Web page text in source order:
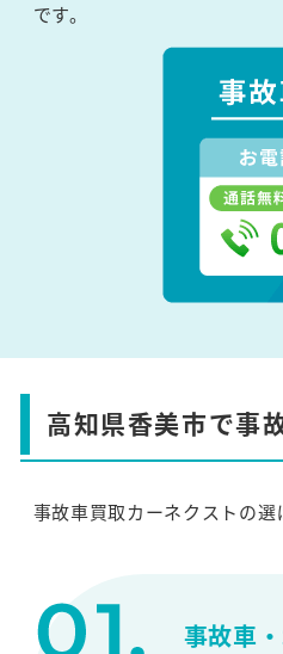
です。
高知県香美市で事
事故車買取カーネクストの選
事故車